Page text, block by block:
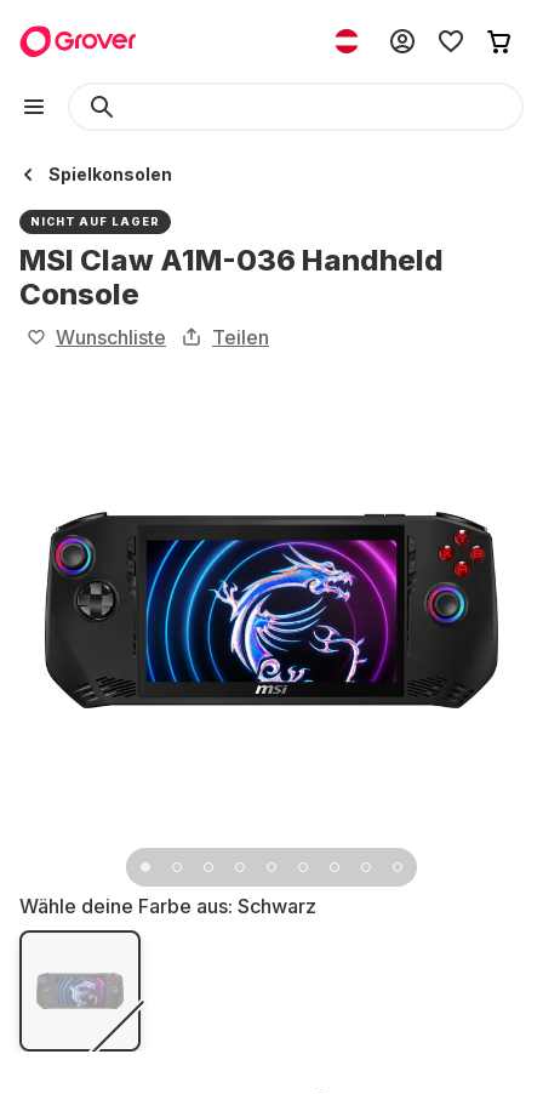
Spielkonsolen
NICHT AUF LAGER
MSI Claw A1M-036 Handheld
Console
Wunschliste Teilen
Wähle deine Farbe aus: Schwarz